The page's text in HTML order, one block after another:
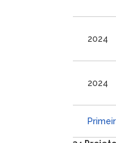
2024
2024